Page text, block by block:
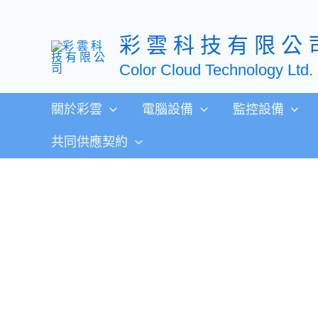
彩 雲 科 技 有 限 公
Color Cloud Technology Ltd.
關於彩雲 電腦設備 監控設備
共同供應契約